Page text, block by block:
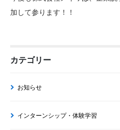
加して参ります！！
カテゴリー
お知らせ
インターンシップ・体験学習